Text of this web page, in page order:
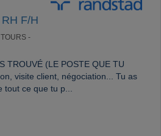
F/H
-
TROUVÉ (LE POSTE QUE TU
visite client, négociation... Tu as
tout ce que tu p...